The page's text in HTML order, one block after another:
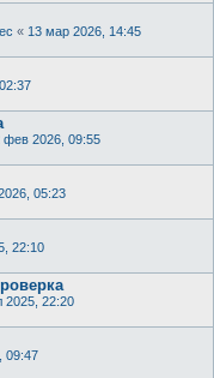
« 13 мар 2026, 14:45
фев 2026, 09:55
05:23
22:10
2025, 22:20
09:47